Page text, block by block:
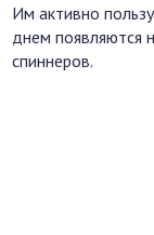
Им активно
днем появляются
спиннеров.